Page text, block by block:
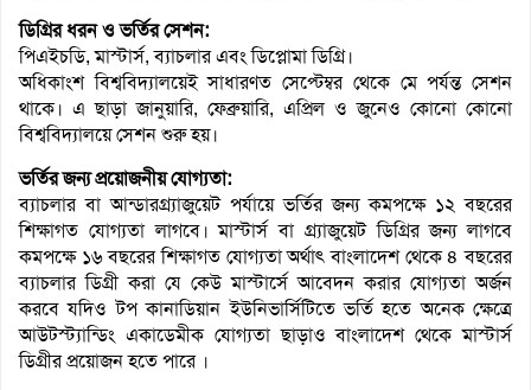
ডিগ্রির ধরন ও ভর্তির সেশন:
পিএইচডি, মাস্টার্স, ব্যাচলার এবং ডিপ্লোমা ডিগ্রি।
অধিকাংশ বিশ্ববিদ্যালয়েই সাধারণত সেপ্টেম্বর থেকে মে পর্যন্ত সেশন
থাকে। এ ছাড়া জানুয়ারি, ফেব্রুয়ারি, এপ্রিল ও জুনেও কোনো কোনো
বিশ্ববিদ্যালয়ে সেশন শুরু হয়।
ভর্তির জন্য প্রয়োজনীয় যোগ্যতা:
ব্যাচলার বা আন্ডারগ্র্যাজুয়েট পর্যায়ে ভর্তির জন্য কমপক্ষে ১২ বছরের
শিক্ষাগত যোগ্যতা লাগবে। মাস্টার্স বা গ্র্যাজুয়েট ডিগ্রির জন্য লাগবে
কমপক্ষে ১৬ বছরের শিক্ষাগত যোগ্যতা অর্থাৎ বাংলাদেশ থেকে ৪ বছরের
ব্যাচলার ডিগ্রী করা যে কেউ মাস্টার্সে আবেদন করার যোগ্যতা অর্জন
করবে যদিও টপ কানাডিয়ান ইউনিভার্সিটিতে ভর্তি হতে অনেক ক্ষেত্রে
আউটস্ট্যান্ডিং একাডেমীক যোগ্যতা ছাড়াও বাংলাদেশ থেকে মাস্টার্স
ডিগ্রীর প্রয়োজন হতে পারে ।